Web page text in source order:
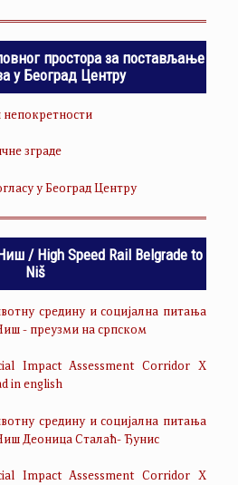
простора за постављање
у Београд Центру
непокретности
зграде
у Београд Центру
/ High Speed Rail Belgrade to
Niš
средину и социјална питања
- преузми на српском
Impact Assessment Corridor X
in english
средину и социјална питања
Деоница Сталаћ- Ђунис
Impact Assessment Corridor X